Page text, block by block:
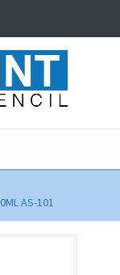
AS-101